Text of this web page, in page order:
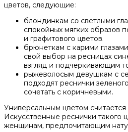
цветов, следующие:
блондинкам со светлыми
спокойных мягких образов
и графитового цветов.
брюнеткам с карими
свой выбор на ресницах
взгляд и подчеркивающим
рыжеволосым девушкам с
подходят реснички
сочетать с коричневыми.
Универсальным цветом
Искусственные реснички такого
женщинам, предпочитающим